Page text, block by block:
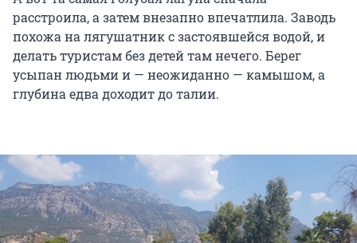
расстроила, а затем внезапно впечатлила. Заводь
похожа на лягушатник с застоявшейся водой, и
делать туристам без детей там нечего. Берег
усыпан людьми и — неожиданно — камышом, а
глубина едва доходит до талии.